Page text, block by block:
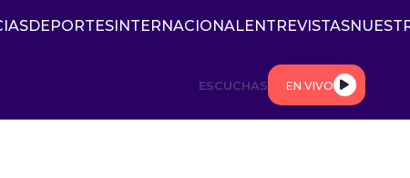
DEPORTESINTERNACIONALENTREVISTAS
ESCUCHAS EN VIVO